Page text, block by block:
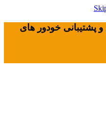
پشتیبانی خودور های